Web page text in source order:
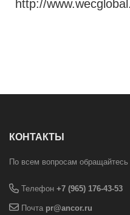
http://
КОНТАКТЫ
По всем вопросам обращайтесь
Телефон +7 (965) 176-43-53
Почта pr@ancor.ru